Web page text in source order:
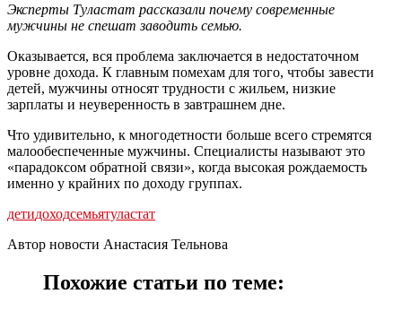
Эксперты Туластат рассказали почему современные
мужчины не спешат заводить семью.
Оказывается, вся проблема заключается в недостаточном
уровне дохода. К главным помехам для того, чтобы завести
детей, мужчины относят трудности с жильем, низкие
зарплаты и неуверенность в завтрашнем дне.
Что удивительно, к многодетности больше всего стремятся
малообеспеченные мужчины. Специалисты называют это
«парадоксом обратной связи», когда высокая рождаемость
именно у крайних по доходу группах.
детидоходсемьятуластат
Автор новости Анастасия Тельнова
Похожие статьи по теме: